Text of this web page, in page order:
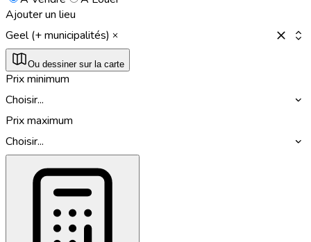
Ajouter un lieu
Geel (+ municipalités)
Ou dessiner sur la carte
Prix minimum
Choisir...
Prix maximum
Choisir...